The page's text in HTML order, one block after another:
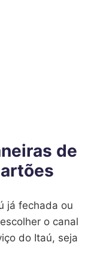
de
já fechada ou
o canal
do Itaú, seja